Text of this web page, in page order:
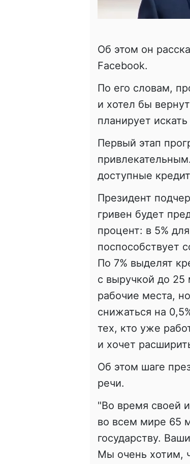
Об этом он
Facebook.
По его словам,
и хотел бы
планирует
Первый этап
доступные
Президент
гривен будет
процент: в 5%
поспособствует
По 7% выделят
с выручкой до 25
рабочие места,
снижаться на
тех, кто уже
и хочет
Об этом шаге
речи.
"Во время своей
во всем мире 65
государству.
Мы очень хотим,